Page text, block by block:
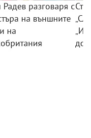
разговаря с
на външните
на